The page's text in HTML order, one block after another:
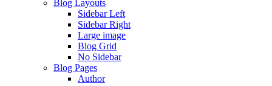
Blog Layouts
Sidebar Left
Sidebar Right
Large image
Blog Grid
No Sidebar
Blog Pages
Author